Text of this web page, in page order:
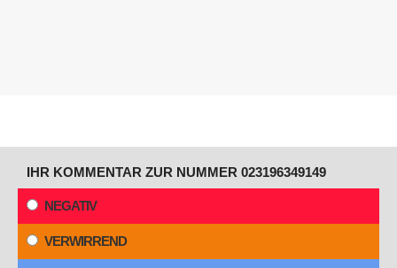
IHR KOMMENTAR ZUR NUMMER 023196349149
NEGATIV
VERWIRREND